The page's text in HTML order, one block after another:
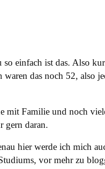
einfach ist das. Also
das noch 52, also
mit Familie und noch
gern daran.
hier werde ich mich
vor mehr zu